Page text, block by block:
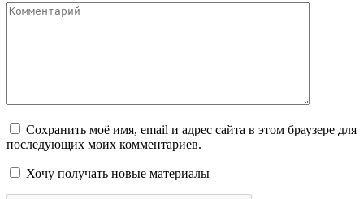
Комментарий
Сохранить моё имя, email и адрес сайта в этом браузере для
последующих моих комментариев.
Хочу получать новые материалы